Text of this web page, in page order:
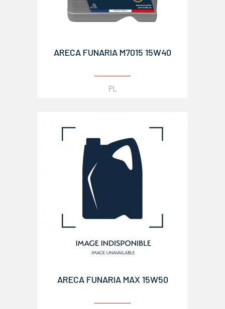
ARECA FUNARIA M7015 15W40
PL
ARECA FUNARIA MAX 15W50